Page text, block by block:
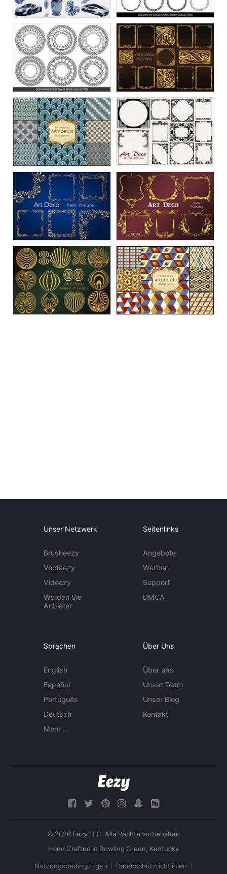
Unser Netzwerk
Brusheezy
Vecteezy
Videezy
Werden Sie
Anbieter
Seitenlinks
Angebote
Werben
Support
DMCA
Sprachen
English
Español
Português
Deutsch
Mehr ...
Über Uns
Über uns
Unser Team
Unser Blog
Kontakt
© 2026 Eezy LLC. Alle Rechte vorbehalten
Nutzungsbedingungen Datenschutzrichtlinien